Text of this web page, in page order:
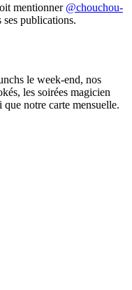
mentionner @chouchou-
ses publications.
le week-end, nos
les soirées magicien
notre carte mensuelle.